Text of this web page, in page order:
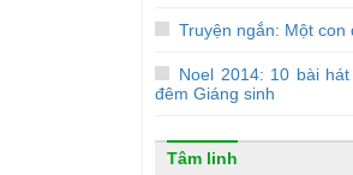
Truyện ngắn: Một con
Noel 2014: 10 bài
đêm Giáng sinh
Tâm linh